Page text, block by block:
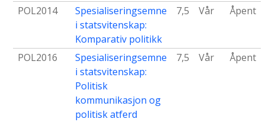
POL2014
Spesialiseringsemne
i statsvitenskap:
Komparativ politikk
7,5 Vår Åpent
POL2016
Spesialiseringsemne
i statsvitenskap:
Politisk
kommunikasjon og
politisk atferd
7,5 Vår Åpent